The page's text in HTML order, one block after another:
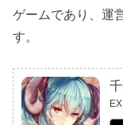
ゲームであり、運
す。